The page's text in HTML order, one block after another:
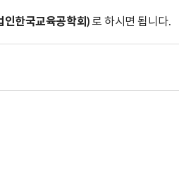
한국교육공학회)로 하시면 됩니다.